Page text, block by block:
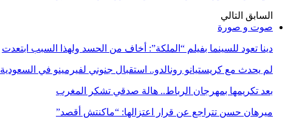
السابق التالي
صوت و صورة
دينا تعود للسينما بفيلم “الملكة”: أخاف من الحسد ولهذا السبب ابتعدت
لم يحدث مع كريستيانو رونالدو.. استقبال جنوني لفيرمينو في السعودية
بعد تكريمها بمهرجان الرباط.. هالة صدقي تشكر المغرب
ميرهان حسن تتراجع عن قرار اعتزالها: “ماكنتش أقصد”